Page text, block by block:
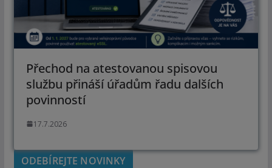
Přechod na atestovanou spisovou
službu přináší úřadům řadu dalších
povinností
17.7.2026
ODEBÍREJTE NOVINKY